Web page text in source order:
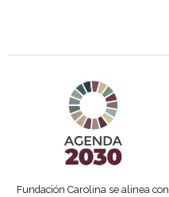
Fundación Carolina se alinea con